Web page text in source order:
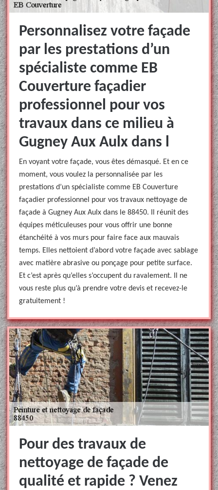
Personnalisez votre façade
par les prestations d’un
spécialiste comme EB
Couverture façadier
professionnel pour vos
travaux dans ce milieu à
Gugney Aux Aulx dans l
En voyant votre façade, vous êtes démasqué. Et en ce
moment, vous voulez la personnalisée par les
prestations d’un spécialiste comme EB Couverture
façadier professionnel pour vos travaux nettoyage de
façade à Gugney Aux Aulx dans le 88450. Il réunit des
équipes méticuleuses pour vous offrir une bonne
étanchéité à vos murs pour faire face aux mauvais
temps. Elles nettoient d’abord votre façade avec sablage
avec matière abrasive ou ponçage pour petite surface.
Et c’est après qu’elles s’occupent du ravalement. Il ne
vous reste plus qu’à prendre votre devis et recevez-le
gratuitement !
Pour des travaux de
nettoyage de façade de
qualité et rapide ? Venez